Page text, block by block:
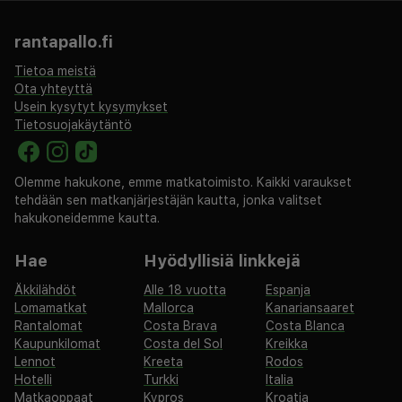
välttämättömyyksille. Nauti helposta pääsystä
rannalle, läheisiin ostoskeskuksiin ja vilkkaaseen
matkailijoille, jotka etsivät sekä rentoutumista että
seikkailua.
rantapallo.fi
Tietoa meistä
Ota yhteyttä
Usein kysytyt kysymykset
Tietosuojakäytäntö
Olemme hakukone, emme matkatoimisto. Kaikki varaukset
tehdään sen matkanjärjestäjän kautta, jonka valitset
hakukoneidemme kautta.
Hae
Äkkilähdöt
Lomamatkat
Rantalomat
Kaupunkilomat
Lennot
Hotelli
Matkaoppaat
Hyödyllisiä linkkejä
Alle 18 vuotta
Espanja
Mallorca
Kanariansaaret
Costa Brava
Costa Blanca
Costa del Sol
Kreikka
Kreeta
Rodos
Turkki
Italia
Kypros
Kroatia